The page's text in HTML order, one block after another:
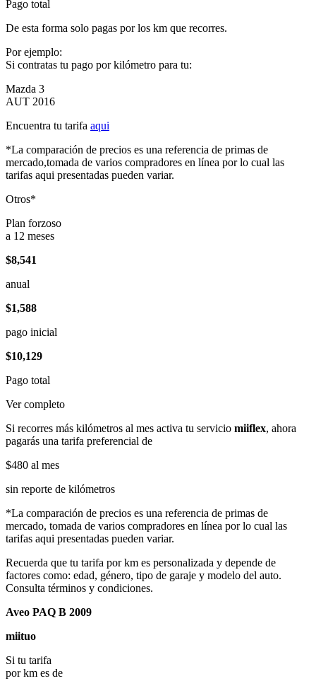
Pago total
De esta forma solo pagas por los km que recorres.
Por ejemplo:
Si contratas tu pago por kilómetro para tu:
Mazda 3
AUT 2016
Encuentra tu tarifa aqui
*La comparación de precios es una referencia de primas de
mercado,tomada de varios compradores en línea por lo cual las
tarifas aqui presentadas pueden variar.
Otros*
Plan forzoso
a 12 meses
$8,541
anual
$1,588
pago inicial
$10,129
Pago total
Ver completo
Si recorres más kilómetros al mes activa tu servicio miiflex, ahora
pagarás una tarifa preferencial de
$480 al mes
sin reporte de kilómetros
*La comparación de precios es una referencia de primas de
mercado, tomada de varios compradores en línea por lo cual las
tarifas aqui presentadas pueden variar.
Recuerda que tu tarifa por km es personalizada y depende de
factores como: edad, género, tipo de garaje y modelo del auto.
Consulta términos y condiciones.
Aveo PAQ B 2009
miituo
Si tu tarifa
por km es de